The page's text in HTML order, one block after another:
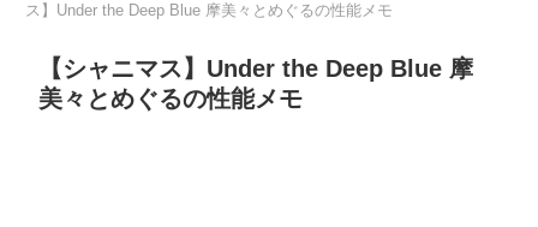
ス】Under the Deep Blue 摩美々とめぐるの性能メモ
【シャニマス】Under the Deep Blue 摩
美々とめぐるの性能メモ